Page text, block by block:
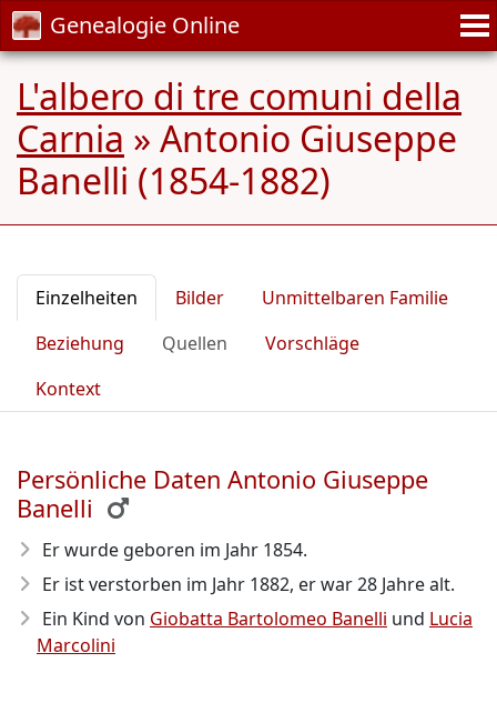
Genealogie Online
L'albero di tre comuni della
Carnia » Antonio Giuseppe
Banelli (1854-1882)
Einzelheiten Bilder
Unmittelbaren Familie
Beziehung
Quellen
Vorschläge
Kontext
Persönliche Daten Antonio Giuseppe
Banelli
Er wurde geboren im Jahr 1854.
Er ist verstorben im Jahr 1882, er war 28 Jahre alt.
Ein Kind von Giobatta Bartolomeo Banelli und Lucia
Marcolini